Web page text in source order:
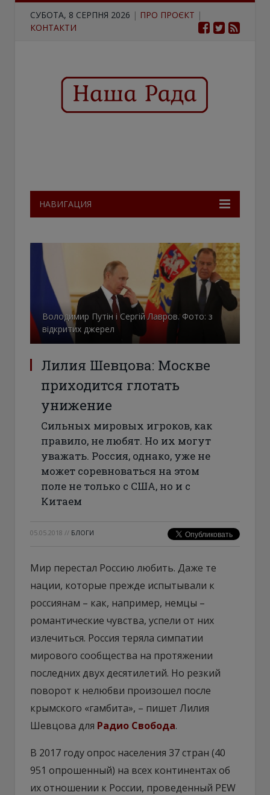
СУБОТА, 8 СЕРПНЯ 2026 | ПРО ПРОЄКТ |
КОНТАКТИ
НАВИГАЦИЯ
Володимир Путін і Сергій Лавров. Фото: з
відкритих джерел
Лилия Шевцова: Москве
приходится глотать
унижение
Сильных мировых игроков, как
правило, не любят. Но их могут
уважать. Россия, однако, уже не
может соревноваться на этом
поле не только с США, но и с
Китаем
05.05.2018 // БЛОГИ
Мир перестал Россию любить. Даже те
нации, которые прежде испытывали к
россиянам – как, например, немцы –
романтические чувства, успели от них
излечиться. Россия теряла симпатии
мирового сообщества на протяжении
последних двух десятилетий. Но резкий
поворот к нелюбви произошел после
крымского «гамбита», – пишет Лилия
Шевцова для Радио Свобода.
В 2017 году опрос населения 37 стран (40
951 опрошенный) на всех континентах об
их отношении к России, проведенный PEW